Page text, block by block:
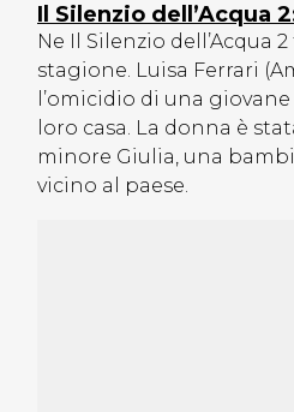
Il Silenzio dell’Acqua
Ne Il Silenzio
stagione. Luisa Ferrari
l’omicidio di una
loro casa. La donna è
minore Giulia, una
vicino al paese.